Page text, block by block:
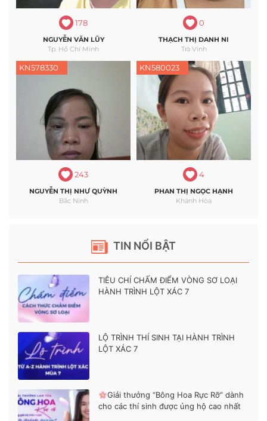
TIN NỔI BẬT
TIÊU CHÍ CHẤM ĐIỂM VÒNG SƠ LOẠI
HÀNH TRÌNH LỘT XÁC 7
LỘ TRÌNH THÍ SINH TẠI HÀNH TRÌNH
LỘT XÁC 7
Giải thưởng “Bông Hoa Rực Rỡ” dành
cho các thí sinh được ủng hộ cao nhất
178
NGUYỄN VĂN LŨY
Tp. Hồ Chí Minh
0
THẠCH THỊ DANH NI
Trà Vinh
KN578330
243
NGUYỄN THỊ NHƯ QUỲNH
Bắc Ninh
KN580023
4
PHAN THỊ NGỌC HẠNH
Khánh Hòa